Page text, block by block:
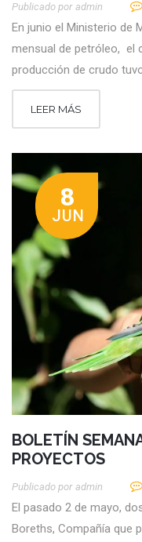
Publicado por Admin
En junio el Ministerio de
mensual de petróleo, el
producción de crudo
LEER MÁS
8
JUN
BOLETÍN
PROYECTOS
Publicado por Admin
El pasado 2 de mayo,
Boreths, Compañía que